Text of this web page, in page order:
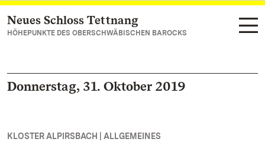
Zum Hauptinhalt springen
Neues Schloss Tettnang
HÖHEPUNKTE DES OBERSCHWÄBISCHEN BAROCKS
Donnerstag, 31. Oktober 2019
KLOSTER ALPIRSBACH | ALLGEMEINES